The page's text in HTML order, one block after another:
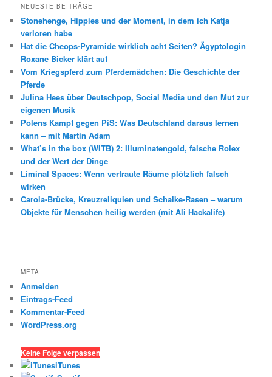
NEUESTE BEITRÄGE
Stonehenge, Hippies und der Moment, in dem ich Katja
verloren habe
Hat die Cheops-Pyramide wirklich acht Seiten? Ägyptologin
Roxane Bicker klärt auf
Vom Kriegspferd zum Pferdemädchen: Die Geschichte der
Pferde
Julina Hees über Deutschpop, Social Media und den Mut zur
eigenen Musik
Polens Kampf gegen PiS: Was Deutschland daraus lernen
kann – mit Martin Adam
What’s in the box (WITB) 2: Illuminatengold, falsche Rolex
und der Wert der Dinge
Liminal Spaces: Wenn vertraute Räume plötzlich falsch
wirken
Carola-Brücke, Kreuzreliquien und Schalke-Rasen – warum
Objekte für Menschen heilig werden (mit Ali Hackalife)
META
Anmelden
Eintrags-Feed
Kommentar-Feed
WordPress.org
Keine Folge verpassen
iTunes